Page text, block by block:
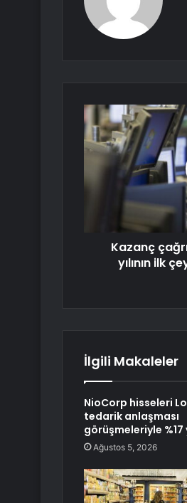
Kazanç
yılının ilk
İlgili Makaleler
NioCorp hisseleri
tedarik anlaşması
görüşmeleriyle %17
Ağustos 5, 2026